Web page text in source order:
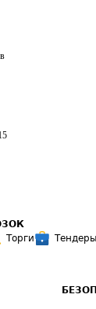
Торги Тендеры